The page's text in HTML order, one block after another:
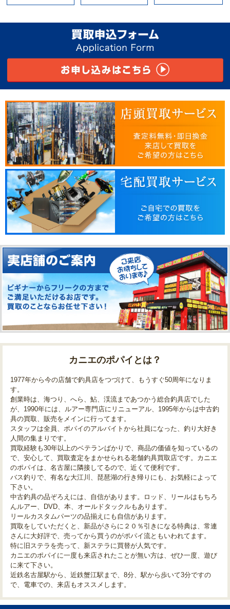
カニエのポパイとは？
1977年から今の店舗で釣具店をつづけて、もうすぐ50周年になりま
す。
創業時は、海つり、へら、鮎、渓流まであつかう総合釣具店でした
が、1990年には、ルアー専門店にリニューアル、1995年からは中古釣
具の買取、販売をメインに行ってます。
スタッフは全員、ポパイのアルバイトから社員になった、釣り大好き
人間の集まりです。
買取経験も30年以上のベテランばかりで、商品の価値を知っているの
で、安心して、買取査定をまかせられる老舗釣具買取店です。カニエ
のポパイは、名古屋に隣接してるので、近くて便利です。
バス釣りで、有名な大江川、琵琶湖の行き帰りにも、お気軽によって
下さい。
中古釣具の品ぞろえには、自信があります。ロッド、リールはもちろ
んルアー、DVD、本、オールドタックルもあります。
リールカスタムパーツの品揃えにも自信があります。
買取をしていただくと、新品がさらに２０％引きになる特典は、常連
さんに大好評で、売ってから買うのがポパイ流ともいわれてます。
特に旧ステラを売って、新ステラに買替が人気です。
カニエのポパイに一度も来店されたことが無い方は、ぜひ一度、遊び
に来て下さい。
近鉄名古屋駅から、近鉄蟹江駅まで、8分、駅から歩いて3分ですの
で、電車での、来店もオススメします。